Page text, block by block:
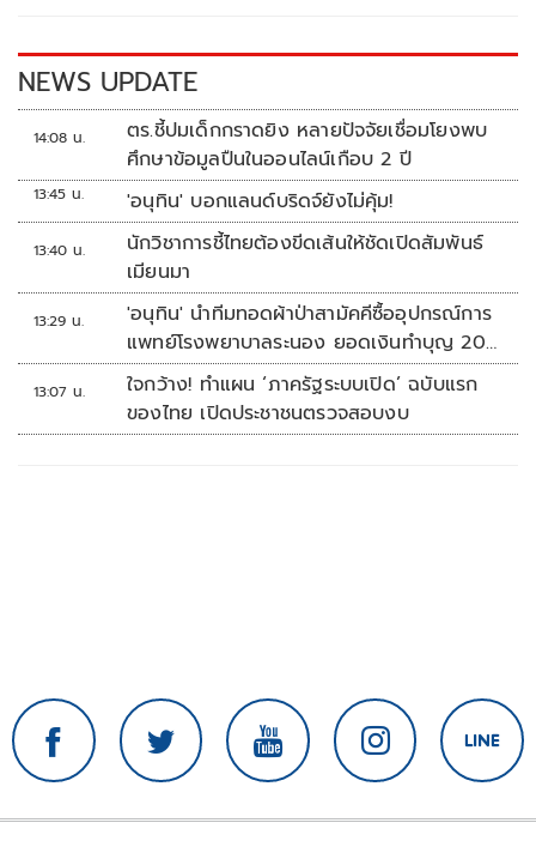
k k
NEWS UPDATE
14:08 น.
ตร.ชี้ปมเด็กกราดยิง หลายปัจจัยเชื่อมโยงพบ
ศึกษาข้อมูลปืนในออนไลน์เกือบ 2 ปี
13:45 น. 'อนุทิน' บอกแลนด์บริดจ์ยังไม่คุ้ม!
13:40 น.
นักวิชาการชี้ไทยต้องขีดเส้นให้ชัดเปิดสัมพันธ์
เมียนมา
13:29 น.
'อนุทิน' นำทีมทอดผ้าป่าสามัคคีซื้ออุปกรณ์การ
แพทย์โรงพยาบาลระนอง ยอดเงินทำบุญ 20
ล้านบาท
13:07 น.
ใจกว้าง! ทำแผน ‘ภาครัฐระบบเปิด’ ฉบับแรก
ของไทย เปิดประชาชนตรวจสอบงบ